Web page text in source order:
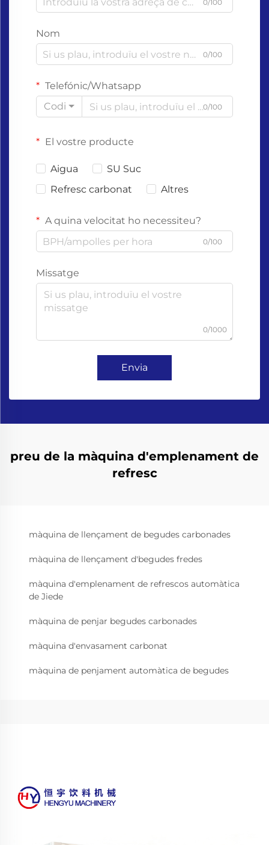
0/100
Nom
0/100
Telefónic/Whatsapp
Codi
0/100
El vostre producte
Aigua
SU Suc
Refresc carbonat
Altres
A quina velocitat ho necessiteu?
0/100
Missatge
0/1000
Envia
preu de la màquina d'emplenament de
refresc
màquina de llençament de begudes carbonades
màquina de llençament d'begudes fredes
màquina d'emplenament de refrescos automàtica
de Jiede
màquina de penjar begudes carbonades
màquina d'envasament carbonat
màquina de penjament automàtica de begudes